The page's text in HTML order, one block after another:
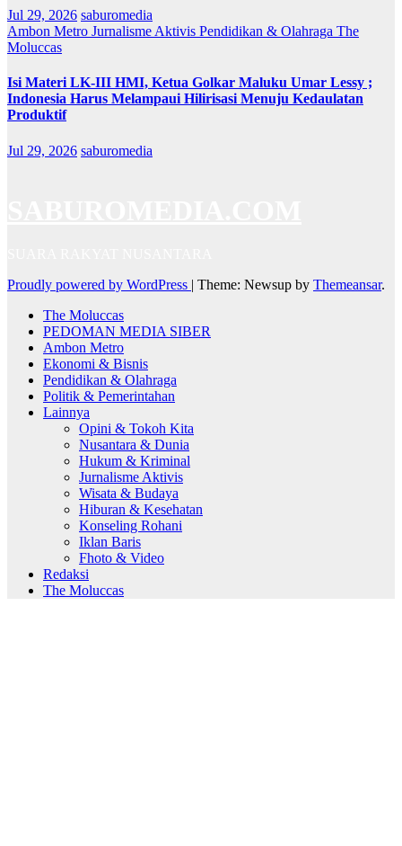
Jul 29, 2026 saburomedia
Ambon Metro Jurnalisme Aktivis Pendidikan & Olahraga The
Moluccas
Isi Materi LK-III HMI, Ketua Golkar Maluku Umar Lessy ;
Indonesia Harus Melampaui Hilirisasi Menuju Kedaulatan
Produktif
Jul 29, 2026 saburomedia
Proudly powered by WordPress | Theme: Newsup by Themeansar.
The Moluccas
PEDOMAN MEDIA SIBER
Ambon Metro
Ekonomi & Bisnis
Pendidikan & Olahraga
Politik & Pemerintahan
Lainnya
Opini & Tokoh Kita
Nusantara & Dunia
Hukum & Kriminal
Jurnalisme Aktivis
Wisata & Budaya
Hiburan & Kesehatan
Konseling Rohani
Iklan Baris
Fhoto & Video
Redaksi
The Moluccas